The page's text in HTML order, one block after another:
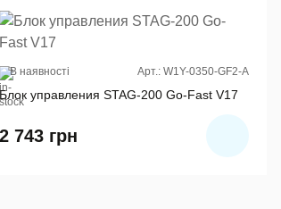
В наявності Арт.: W1Y-0350-GF2-A
Блок управления STAG-200 Go-Fast V17
2 743 грн